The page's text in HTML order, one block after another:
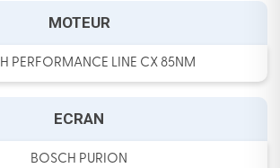
MOTEUR
PERFORMANCE LINE CX 85NM
ECRAN
BOSCH PURION